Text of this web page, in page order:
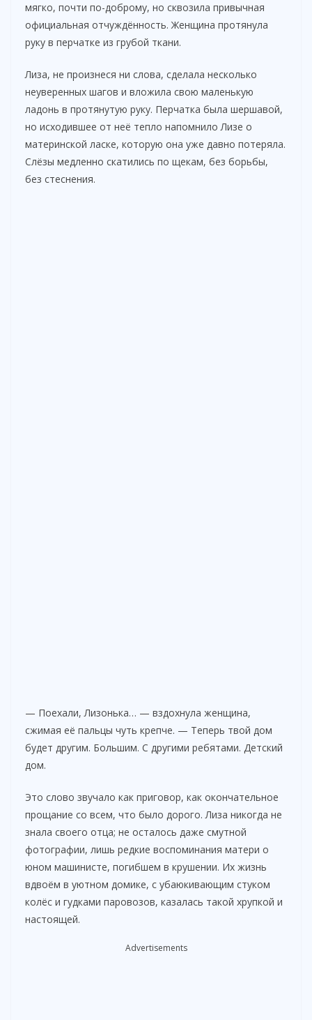
мягко, почти по-доброму, но сквозила привычная
официальная отчуждённость. Женщина протянула
руку в перчатке из грубой ткани.
Лиза, не произнеся ни слова, сделала несколько
неуверенных шагов и вложила свою маленькую
ладонь в протянутую руку. Перчатка была шершавой,
но исходившее от неё тепло напомнило Лизе о
материнской ласке, которую она уже давно потеряла.
Слёзы медленно скатились по щекам, без борьбы,
без стеснения.
— Поехали, Лизонька… — вздохнула женщина,
сжимая её пальцы чуть крепче. — Теперь твой дом
будет другим. Большим. С другими ребятами. Детский
дом.
Это слово звучало как приговор, как окончательное
прощание со всем, что было дорого. Лиза никогда не
знала своего отца; не осталось даже смутной
фотографии, лишь редкие воспоминания матери о
юном машинисте, погибшем в крушении. Их жизнь
вдвоём в уютном домике, с убаюкивающим стуком
колёс и гудками паровозов, казалась такой хрупкой и
настоящей.
Advertisements